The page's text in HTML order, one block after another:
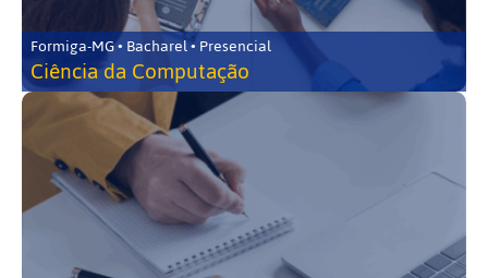
Formiga-MG • Bacharel • Presencial
Ciência da Computação